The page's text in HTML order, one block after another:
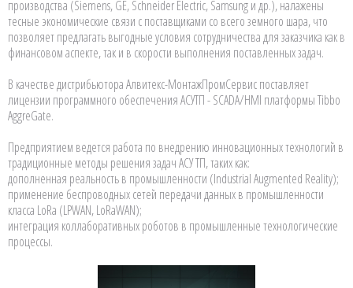
производства (Siemens, GE, Schneider Electric, Samsung и др.), налажены
тесные экономические связи с поставщиками со всего земного шара, что
позволяет предлагать выгодные условия сотрудничества для заказчика как в
финансовом аспекте, так и в скорости выполнения поставленных задач.
В качестве дистрибьютора Алвитекс-МонтажПромСервис поставляет
лицензии программного обеспечения АСУТП - SCADA/HMI платформы Tibbo
AggreGate.
Предприятием ведется работа по внедрению инновационных технологий в
традиционные методы решения задач АСУ ТП, таких как:
дополненная реальность в промышленности (Industrial Augmented Reality);
применение беспроводных сетей передачи данных в промышленности
класса LoRa (LPWAN, LoRaWAN);
интеграция коллаборативных роботов в промышленные технологические
процессы.